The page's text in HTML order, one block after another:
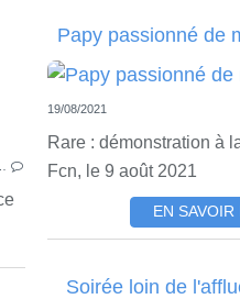
Papy passionné de
19/08/2021
Rare : démonstration à
Fcn, le 9 août 2021
EN SAVOIR
Soirée loin de